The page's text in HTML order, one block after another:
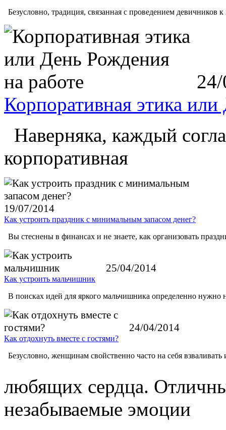
Безусловно, традиция, связанная с проведением девичников
Корпоративная этика
Наверняка, каждый
корпоративная
19/07/2014
Как устроить праздник с минимальным запасом денег?
Вы стеснены в финансах и не знаете, как организовать
25/04/2014
Как устроить мальчишник
В поисках идей для яркого мальчишника определенно нужно
24/04/2014
Как отдохнуть вместе с гостями?
Безусловно, женщинам свойственно часто на себя
любящих сердца.
незабываемые эмоции